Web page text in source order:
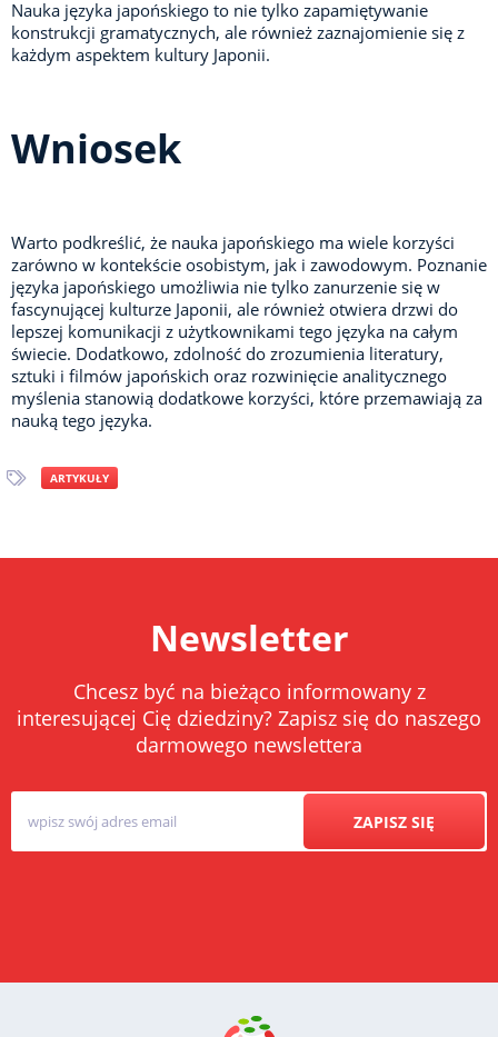
Nauka języka japońskiego to nie tylko zapamiętywanie
konstrukcji gramatycznych, ale również zaznajomienie się z
każdym aspektem kultury Japonii.
Wniosek
Warto podkreślić, że nauka japońskiego ma wiele korzyści
zarówno w kontekście osobistym, jak i zawodowym. Poznanie
języka japońskiego umożliwia nie tylko zanurzenie się w
fascynującej kulturze Japonii, ale również otwiera drzwi do
lepszej komunikacji z użytkownikami tego języka na całym
świecie. Dodatkowo, zdolność do zrozumienia literatury,
sztuki i filmów japońskich oraz rozwinięcie analitycznego
myślenia stanowią dodatkowe korzyści, które przemawiają za
nauką tego języka.
ARTYKUŁY
Newsletter
Chcesz być na bieżąco informowany z
interesującej Cię dziedziny? Zapisz się do naszego
darmowego newslettera
ZAPISZ SIĘ